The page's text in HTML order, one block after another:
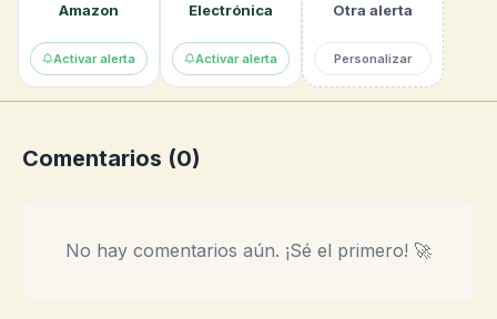
Amazon
Activar alerta
Electrónica
Activar alerta
Otra alerta
Personalizar
Comentarios (0)
No hay comentarios aún. ¡Sé el primero! 🚀